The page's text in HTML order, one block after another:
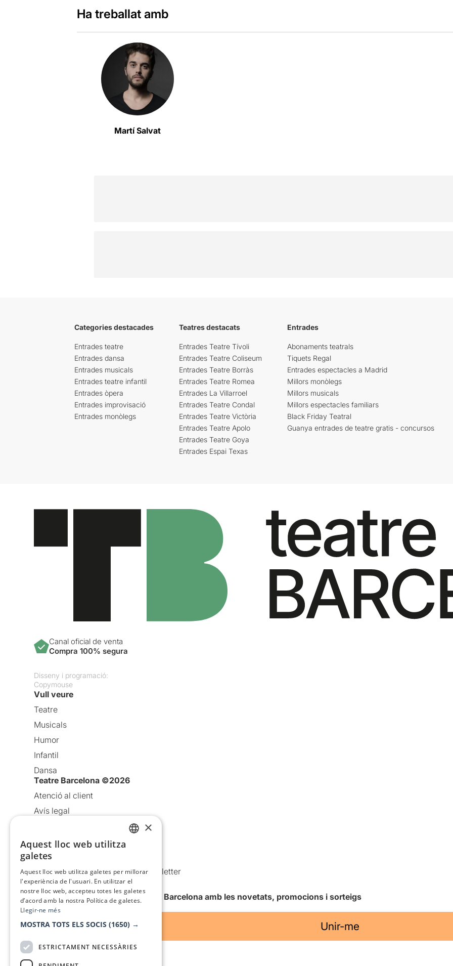
Ha treballat amb
Martí Salvat
Categories destacades
Entrades teatre
Entrades dansa
Entrades musicals
Entrades teatre infantil
Entrades òpera
Entrades improvisació
Entrades monòlegs
Teatres destacats
Entrades Teatre Tívoli
Entrades Teatre Coliseum
Entrades Teatre Borràs
Entrades Teatre Romea
Entrades La Villarroel
Entrades Teatre Condal
Entrades Teatre Victòria
Entrades Teatre Apolo
Entrades Teatre Goya
Entrades Espai Texas
Entrades
Abonaments teatrals
Tiquets Regal
Entrades espectacles a Madrid
Millors monòlegs
Millors musicals
Millors espectacles familiars
Black Friday Teatral
Guanya entrades de teatre gratis - concursos
Canal oficial de venta
Compra 100% segura
Disseny i programació:
Copymouse
Vull veure
Teatre
Musicals
Humor
Infantil
Dansa
Teatre Barcelona ©2026
Atenció al client
Avís legal
Política de cookies
Condicions d’ús
Comunicacions comercials i Newsletter
Anuncia’t
Vull rebre la newsletter de Teatre Barcelona amb les novetats, promocions i sorteigs
Unir-me
×
Aquest lloc web utilitza
galetes
Aquest lloc web utilitza galetes per millorar
l'experiència de l'usuari. En utilitzar el
nostre lloc web, accepteu totes les galetes
d’acord amb la nostra Política de galetes.
Llegir-ne més
MOSTRA TOTS ELS SOCIS (1650) →
ESTRICTAMENT NECESSÀRIES